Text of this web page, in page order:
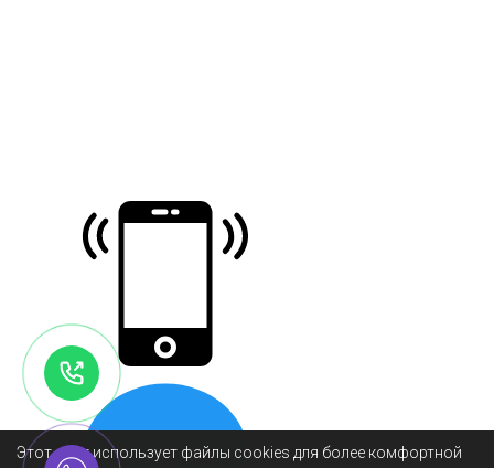
Этот сайт использует файлы cookies для более комфортной